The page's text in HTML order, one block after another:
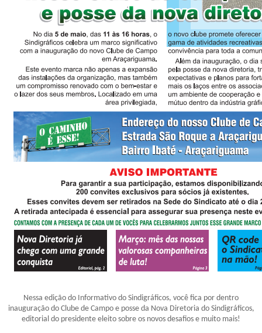
Nessa edição do Informativo do Sindigráficos, você fica por dentro
inauguração do Clube de Campo e posse da Nova Diretoria do Sindigráficos,
editorial do presidente eleito sobre os novos desafios e muito mais!